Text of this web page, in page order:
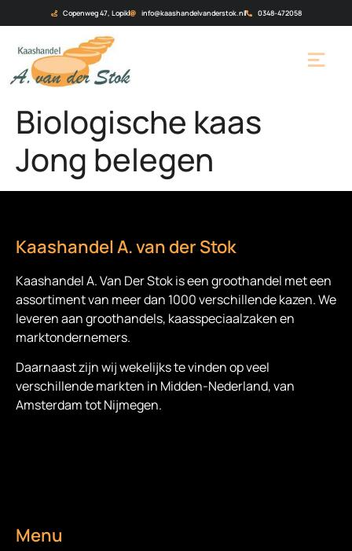
Copenweg 47, Lopik info@kaashandelvanderstok.nl 0348-472058
Biologische kaas
Jong belegen
Kaashandel A. van der Stok
Kaashandel A. Van Der Stok is eengroothandel met een
assortiment van meer dan 1000 verschillende kazen. We
leveren aan groothandels, kaasspeciaalzaken en
marktondernemers.
Daarnaast zijn wij wekelijks te vinden op veel
verschillende markten in Midden-Nederland, van
Amsterdam tot Nijmegen.
Menu